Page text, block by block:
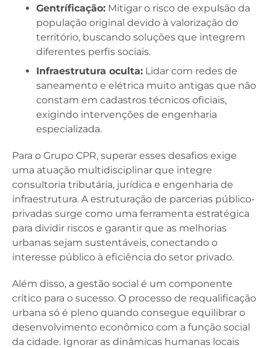
Gentríficação: Mitigar o risco de expulsão da
população original devido à valorização do
território, buscando soluções que integrem
diferentes perfis sociais.
Infraestrutura oculta: Lidar com redes de
saneamento e elétrica muito antigas que não
constam em cadastros técnicos oficiais,
exigindo intervenções de engenharia
especializada.
Para o Grupo CPR, superar esses desafios exige
uma atuação multidisciplinar que integre
consultoria tributária, jurídica e engenharia de
infraestrutura. A estruturação de parcerias público-
privadas surge como uma ferramenta estratégica
para dividir riscos e garantir que as melhorias
urbanas sejam sustentáveis, conectando o
interesse público à eficiência do setor privado.
Além disso, a gestão social é um componente
crítico para o sucesso. O processo de requalificação
urbana só é pleno quando consegue equilibrar o
desenvolvimento econômico com a função social
da cidade. Ignorar as dinâmicas humanas locais